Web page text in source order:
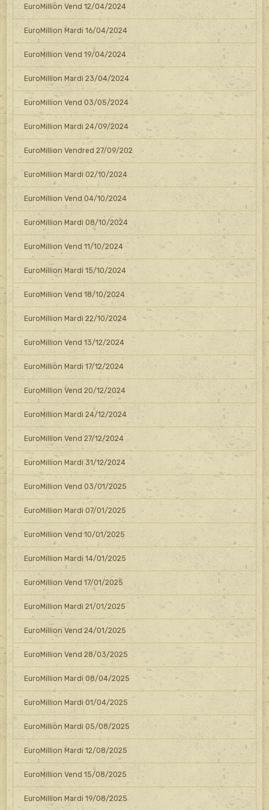
EuroMillion Vend 12/04/2024
EuroMillion Mardi 16/04/2024
EuroMillion Vend 19/04/2024
EuroMillion Mardi 23/04/2024
EuroMillion Vend 03/05/2024
EuroMillion Mardi 24/09/2024
EuroMillion Vendred 27/09/202
EuroMillion Mardi 02/10/2024
EuroMillion Vend 04/10/2024
EuroMillion Mardi 08/10/2024
EuroMillion Vend 11/10/2024
EuroMillion Mardi 15/10/2024
EuroMillion Vend 18/10/2024
EuroMillion Mardi 22/10/2024
EuroMillion Vend 13/12/2024
EuroMillion Mardi 17/12/2024
EuroMillion Vend 20/12/2024
EuroMillion Mardi 24/12/2024
EuroMillion Vend 27/12/2024
EuroMillion Mardi 31/12/2024
EuroMillion Vend 03/01/2025
EuroMillion Mardi 07/01/2025
EuroMillion Vend 10/01/2025
EuroMillion Mardi 14/01/2025
EuroMillion Vend 17/01/2025
EuroMillion Mardi 21/01/2025
EuroMillion Vend 24/01/2025
EuroMillion Vend 28/03/2025
EuroMillion Mardi 08/04/2025
EuroMillion Mardi 01/04/2025
EuroMillion Mardi 05/08/2025
EuroMillion Mardi 12/08/2025
EuroMillion Vend 15/08/2025
EuroMillion Mardi 19/08/2025